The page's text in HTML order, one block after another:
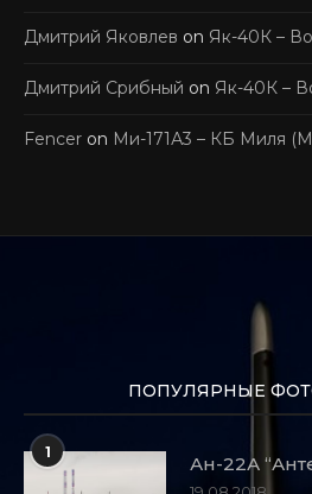
Дмитрий Яковлев on Як-40К –
Дмитрий Срибный on Як-40К –
Fencer on Ми-171А3 – КБ Миля
ПОПУЛЯРНЫЕ
1
Ан-22А